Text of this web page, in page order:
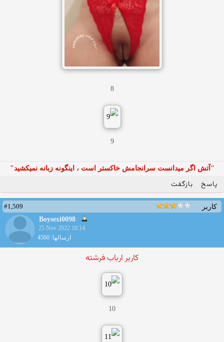
8
9
"آتش اگر ميدانست سرانجامش خاكستر است ، اينگونه زبانه نميكشيد"
پاسخ بازگفت
کاربر
#1,509
Boysexi0098
25 Nov 2022 10:14
ارسالها: 4560
کاربر ارباب فرشته
10